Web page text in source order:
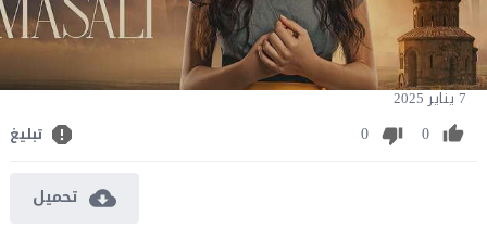
7 يناير 2025
0
0 تبليغ
تحميل